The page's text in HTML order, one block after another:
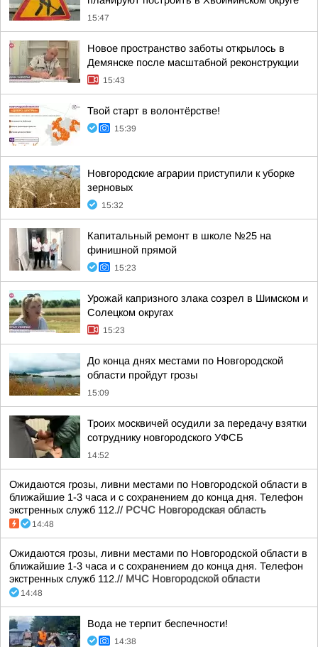
15:47
Новое пространство заботы открылось в
Демянске после масштабной реконструкции
15:43
Твой старт в волонтёрстве!
15:39
Новгородские аграрии приступили к уборке
зерновых
15:32
Капитальный ремонт в школе №25 на
финишной прямой
15:23
Урожай капризного злака созрел в Шимском и
Солецком округах
15:23
До конца днях местами по Новгородской
области пройдут грозы
15:09
Троих москвичей осудили за передачу взятки
сотруднику новгородского УФСБ
14:52
Ожидаются грозы, ливни местами по Новгородской области в
ближайшие 1-3 часа и с сохранением до конца дня. Телефон
экстренных служб 112.// РСЧС Новгородская область
14:48
Ожидаются грозы, ливни местами по Новгородской области в
ближайшие 1-3 часа и с сохранением до конца дня. Телефон
экстренных служб 112.// МЧС Новгородской области
14:48
Вода не терпит беспечности!
14:38